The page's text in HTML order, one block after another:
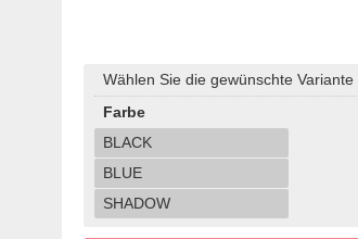
Wählen Sie die gewünschte Variante
Farbe
BLACK
BLUE
SHADOW